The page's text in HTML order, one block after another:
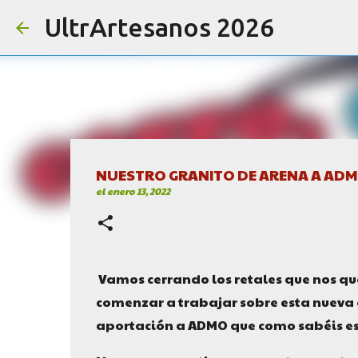
UltrArtesanos 2026
NUESTRO GRANITO DE ARENA A
elenero 13, 2022
Vamos cerrando los retales que nos
comenzar a trabajar sobre esta
aportación a ADMO que como sabéis